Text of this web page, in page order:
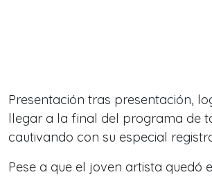
Presentación tras presentación,
llegar a la final del programa de
cautivando con su especial
Pese a que el joven artista quedó